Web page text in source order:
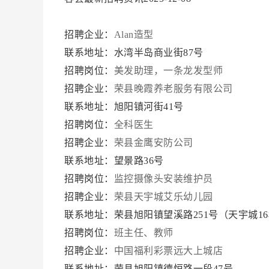
招聘企业： Alan造型
联系地址：水湾半岛商业街87号
招聘岗位： 美发助理，一条龙发型师
招聘企业： 荣县晚霞养老服务有限公司
联系地址：旭阳镇河街41号
招聘岗位： 全科医生
招聘企业： 荣县金鹰安防公司
联系地址：望景路36号
招聘岗位：
监控摄像头安装维护员
招聘企业： 荣县天宇城艾乐幼儿园
联系地址：荣县旭阳镇望溪路251号（天宇城
招聘岗位： 班主任、教师
招聘企业： 中国福利彩票远大上城店